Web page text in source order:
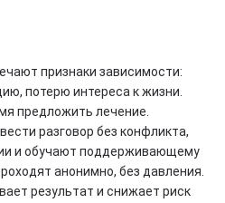
признаки зависимости:
потерю интереса к жизни.
предложить лечение.
разговор без конфликта,
и обучают поддерживающему
анонимно, без давления.
результат и снижает риск